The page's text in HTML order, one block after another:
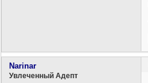
Narinar
Увлеченный Адепт